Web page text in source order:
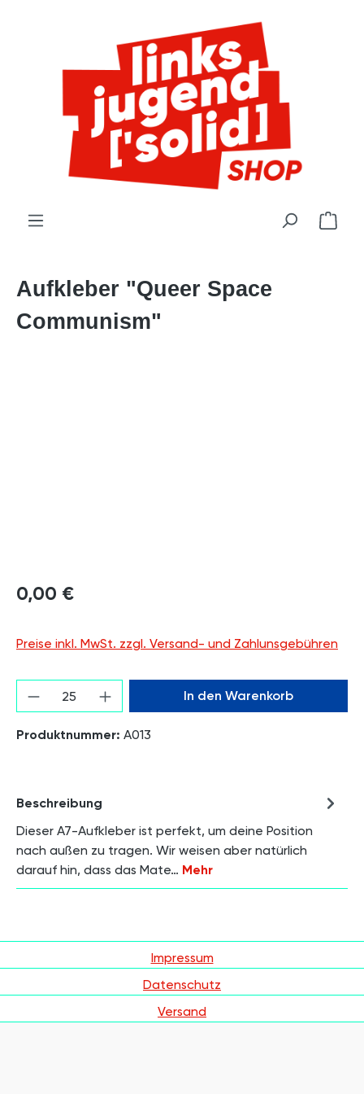
Aufkleber "Queer Space
Communism"
0,00 €
Preise inkl. MwSt. zzgl. Versand- und Zahlunsgebühren
Produkt Anzahl: Gib den gewünschten
In den Warenkorb
Produktnummer: A013
Beschreibung
Dieser A7-Aufkleber ist perfekt, um deine Position
nach außen zu tragen. Wir weisen aber natürlich
darauf hin, dass das Mate… Mehr
Impressum
Datenschutz
Versand